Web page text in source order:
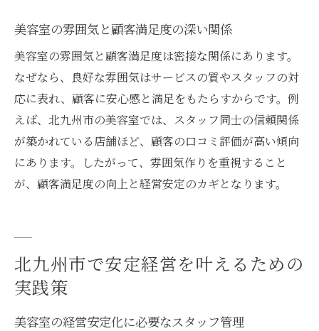
美容室の雰囲気と顧客満足度の深い関係
美容室の雰囲気と顧客満足度は密接な関係にあります。
なぜなら、良好な雰囲気はサービスの質やスタッフの対
応に表れ、顧客に安心感と満足をもたらすからです。例
えば、北九州市の美容室では、スタッフ同士の信頼関係
が築かれている店舗ほど、顧客の口コミ評価が高い傾向
にあります。したがって、雰囲気作りを重視すること
が、顧客満足度の向上と経営安定のカギとなります。
北九州市で安定経営を叶えるための
実践策
美容室の経営安定化に必要なスタッフ管理